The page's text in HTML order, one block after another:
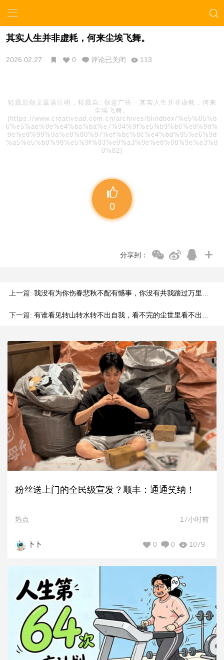
其实人生并非虚耗，何来尘埃飞舞。
2026.02.27 0 评论已关闭 113
转载原创文章请注明，转载自: 创意广告 - 其实人生并非虚耗，何来
尘埃飞舞。
(https://www.creativead.com.cn/archives/blindbox/%e5%85%b
6%e5%ae%9e%e4%ba%ba%e7%94%9f%e5%b9%b6%e9%9d%
9e%e8%99%9a%e8%80%97%ef%bc%8c%e4%bd%95%e6%9d
%a5%e5%b0%98%e5%9f%83%e9%a3%9e%e8%88%9e%e3%8
0%82)
0
分享到：
上一篇: 我没有为你伤春悲秋不配有憾事，你没有共我踏过万里不够剧情延续
下一篇: 有谁看见转山转水转不出自我，看不完的尘世里看不出辽阔。
粉丝送上门的全民级宣发？顺丰：通通笑纳！
热点 17小时前
卜卜 1079
0
0